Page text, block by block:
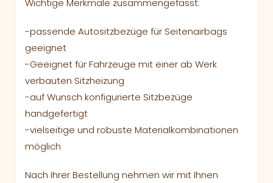
Wichtige Merkmale zusammengefasst:
-passende Autositzbezüge für Seitenairbags
geeignet
-Geeignet für Fahrzeuge mit einer ab Werk
verbauten Sitzheizung
-auf Wunsch konfigurierte Sitzbezüge
handgefertigt
-vielseitige und robuste Materialkombinationen
möglich
Nach Ihrer Bestellung nehmen wir mit Ihnen